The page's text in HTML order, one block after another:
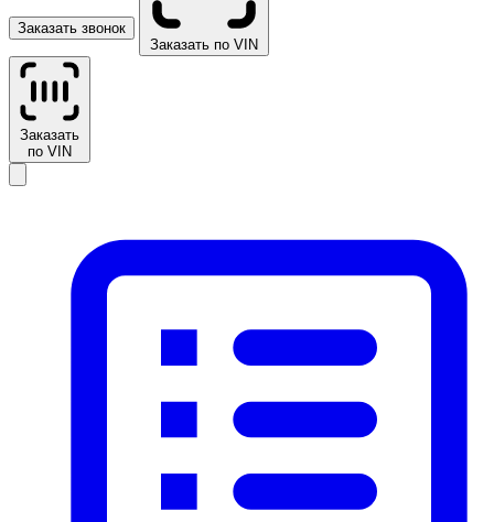
Заказать звонок
Заказать по VIN
Заказать
по VIN